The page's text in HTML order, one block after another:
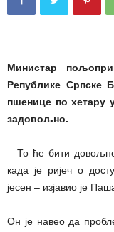
Министар
Републике Српске
пшенице по хетару
задовољно.
– То ће бити
када је ријеч о
јесен – изјавио је
Он је навео да